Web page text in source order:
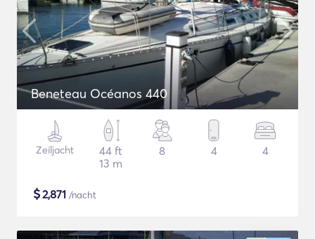
Beneteau Océanos 440
Zeiljacht
44 ft
13 m
8 4 4
$2,871 /nacht